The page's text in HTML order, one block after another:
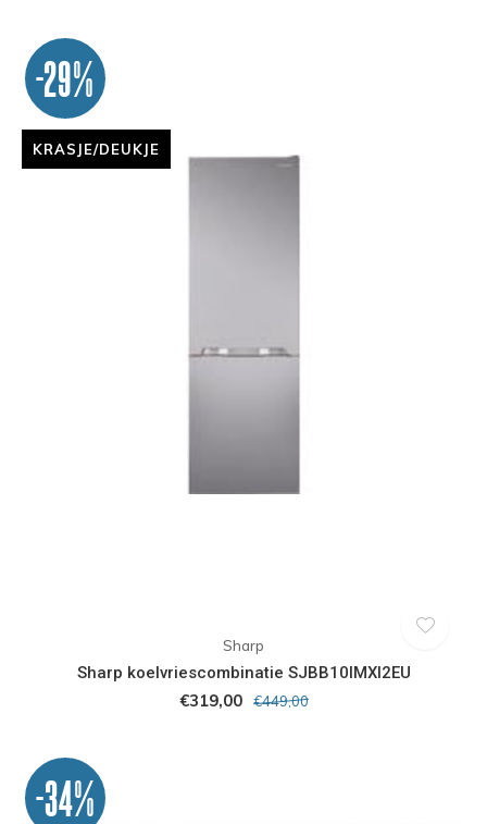
-29%
KRASJE/DEUKJE
Sharp
Sharp koelvriescombinatie SJBB10IMXI2EU
€319,00 €449,00
-34%